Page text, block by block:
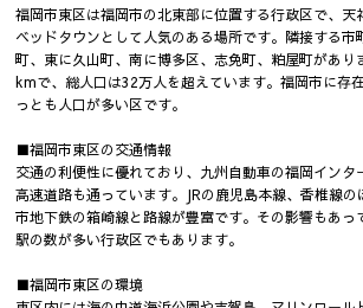
福岡市東区は福岡市の北東部に位置する行政区で、天
ベッドタウンとして人気のある場所です。隣接する市
町、東に久山町、南に博多区、志免町、粕屋町があり
kmで、総人口は32万人を超えています。福岡市に存
っとも人口が多い区です。
■福岡市東区の交通情報
交通の利便性に優れており、九州自動車の福岡インタ
高速道路も通っています。JRの鹿児島本線、香椎線
市地下鉄の箱崎線と路線が豊富です。その影響もあっ
駅の数が多い行政区でもあります。
■福岡市東区の環境